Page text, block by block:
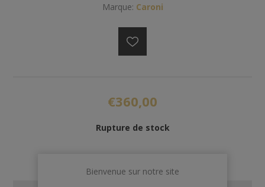
Marque: Caroni
€360,00
Rupture de stock
Bienvenue sur notre site